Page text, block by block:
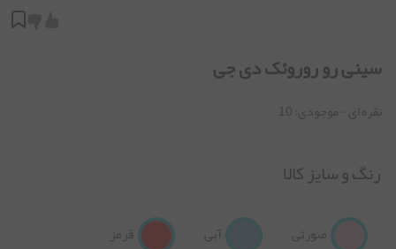
سینی رو روروئک دی جی
نقره ای - موجودی: 10
رنگ و سایز کالا
صورتی آبی قرمز